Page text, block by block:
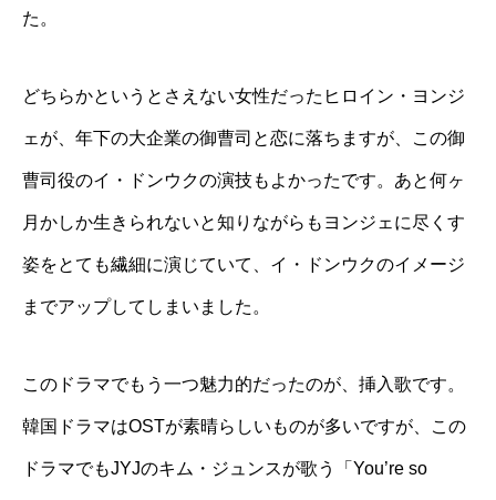
た。
どちらかというとさえない女性だったヒロイン・ヨンジ
ェが、年下の大企業の御曹司と恋に落ちますが、この御
曹司役のイ・ドンウクの演技もよかったです。あと何ヶ
月かしか生きられないと知りながらもヨンジェに尽くす
姿をとても繊細に演じていて、イ・ドンウクのイメージ
までアップしてしまいました。
このドラマでもう一つ魅力的だったのが、挿入歌です。
韓国ドラマはOSTが素晴らしいものが多いですが、この
ドラマでもJYJのキム・ジュンスが歌う「You’re so